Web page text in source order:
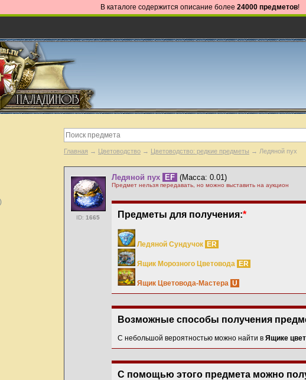
В каталоге содержится описание более 24000 предметов!
Главная → Цветоводство → Цветоводство: редкие предметы → Ледяной пух
ID: 1665
Ледяной пух EF (Масса: 0.01)
Предмет нельзя передавать, но можно выставить на аукцион
Предметы для получения:*
Ледяной Сундучок ER
Ящик Морозного Цветовода ER
Ящик Цветовода-Мастера U
Возможные способы получения
C небольшой вероятностью можно найти в Ящике
С помощью этого предмета можно